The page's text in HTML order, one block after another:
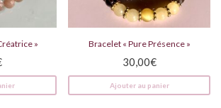
» Bracelet « Pure Présence »
30,00€
Ajouter au panier